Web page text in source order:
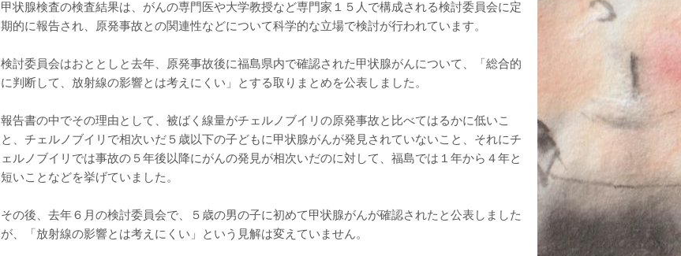
甲状腺検査の検査結果は、がんの専門医や大学教授など専門家１５人で構成される検討委員会に定
期的に報告され、原発事故との関連性などについて科学的な立場で検討が行われています。
検討委員会はおととしと去年、原発事故後に福島県内で確認された甲状腺がんについて、「総合的
に判断して、放射線の影響とは考えにくい」とする取りまとめを公表しました。
報告書の中でその理由として、被ばく線量がチェルノブイリの原発事故と比べてはるかに低いこ
と、チェルノブイリで相次いだ５歳以下の子どもに甲状腺がんが発見されていないこと、それにチ
ェルノブイリでは事故の５年後以降にがんの発見が相次いだのに対して、福島では１年から４年と
短いことなどを挙げていました。
その後、去年６月の検討委員会で、５歳の男の子に初めて甲状腺がんが確認されたと公表しました
が、「放射線の影響とは考えにくい」という見解は変えていません。